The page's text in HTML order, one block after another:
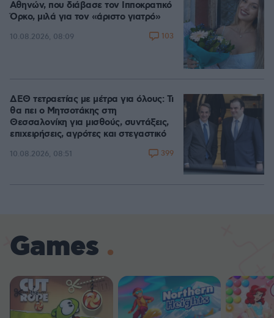
Αθηνών, που διάβασε τον Ιπποκρατικό
Όρκο, μιλά για τον «άριστο γιατρό»
10.08.2026, 08:09 103
ΔΕΘ τετραετίας με μέτρα για όλους: Τι
θα πει ο Μητσοτάκης στη
Θεσσαλονίκη για μισθούς, συντάξεις,
επιχειρήσεις, αγρότες και στεγαστικό
10.08.2026, 08:51 399
Games